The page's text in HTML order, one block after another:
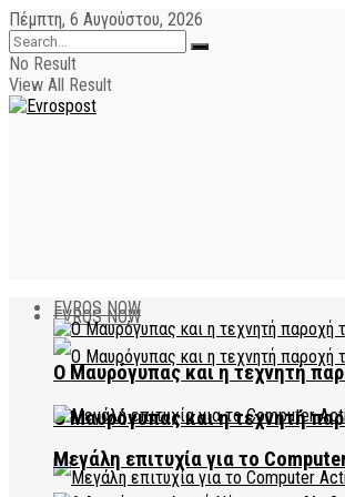
Πέμπτη, 6 Αυγούστου, 2026
No Result
View All Result
EVROS NOW
Ο Μαυρόγυπας και η τεχνητή
EVROS NOW
Ο Μαυρόγυπας και η τεχνητή
Μεγάλη επιτυχία για το